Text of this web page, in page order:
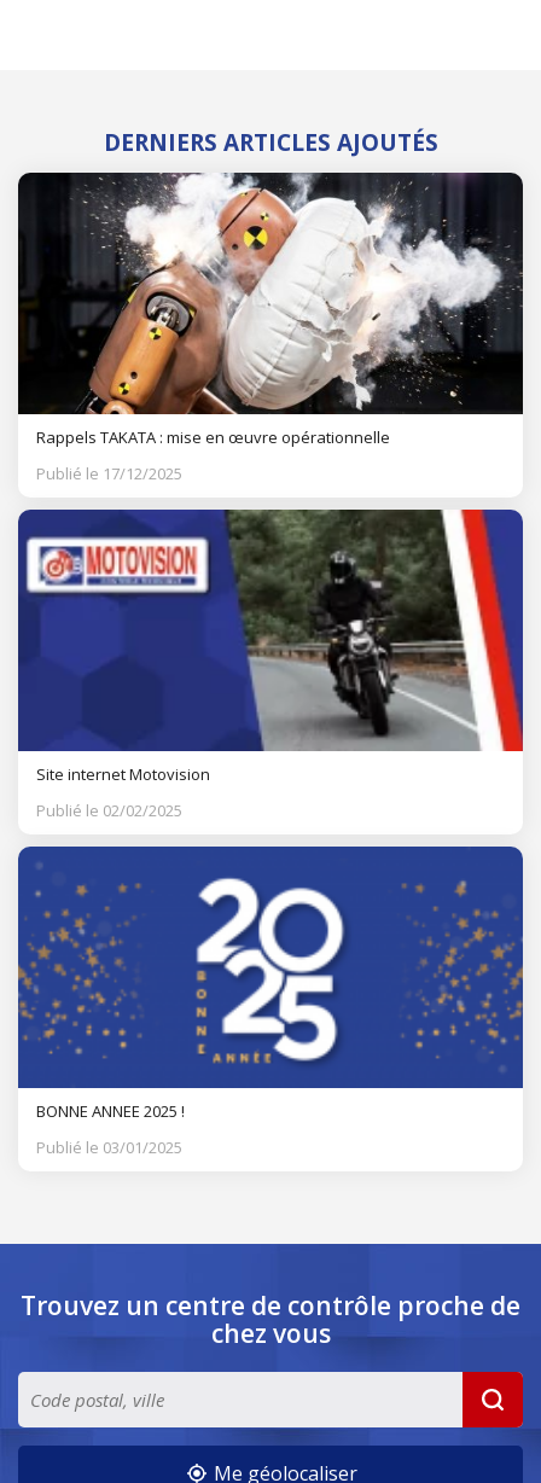
DERNIERS ARTICLES AJOUTÉS
Rappels TAKATA : mise en œuvre opérationnelle
Publié le 17/12/2025
Site internet Motovision
Publié le 02/02/2025
BONNE ANNEE 2025 !
Publié le 03/01/2025
Trouvez un centre de contrôle proche de
chez vous
Me géolocaliser